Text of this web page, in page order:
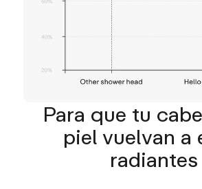
Para que tu
piel vuelvan a
radiantes